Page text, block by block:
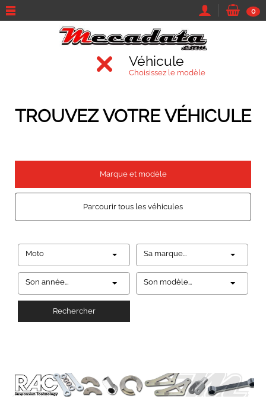
0
Véhicule
Choisissez le modèle
TROUVEZ VOTRE VÉHICULE
Marque et modèle
Parcourir tous les véhicules
Moto Sa marque...
Son année... Son modèle...
Rechercher